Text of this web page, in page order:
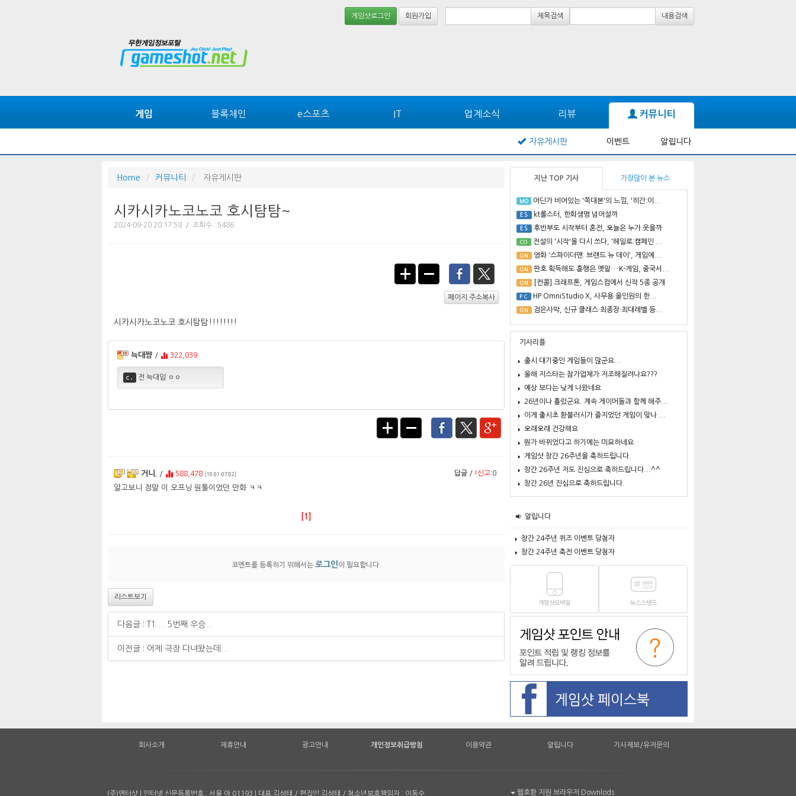
게임샷로그인 회원가입 제목검색 내용검색
게임 블록체인 e스포츠 IT 업계소식 리뷰 커뮤니티
자유게시판 이벤트 알립니다
Home 커뮤니티 자유게시판
시카시카노코노코 호시탐탐~
2024-09-20 20:17:58 / 조회수 : 5486
페이지 주소복사
시카시카노코노코 호시탐탐!!!!!!!!
늑대쨩/ 322,039
c. 전 늑대임 ㅇㅇ
거니. / 588,478 [10.01-07:02]
알고보니 정말 이 오프닝 원툴이었던 만화 ㅋㅋ
답글/ !신고:0
[1]
코멘트를 등록하기 위해서는 로그인이 필요합니다.
리스트보기
다음글 : T1.... 5번째 우승...
이전글 : 어제 극장 다녀왔는데...
지난 TOP 기사 가장많이 본 뉴스
MO 어딘가 비어있는 '쪽대본'의 느낌, '히간:이...
ES kt롤스터, 한화생명 넘어설까
ES 후반부도 시작부터 혼전, 오늘은 누가 웃을까
CO 전설의 '시작'을 다시 쓰다, '헤일로:캠페인 ...
ON 영화 '스파이더맨: 브랜드 뉴 데이', 게임에...
ON 판호 획득해도 흥행은 옛말… K-게임, 중국서...
ON [컨콜] 크래프톤, 게임스컴에서 신작 5종 공개
PC HP OmniStudio X, 사무용 올인원의 한...
ON 검은사막, 신규 클래스·최종장·최대레벨 등...
기사리플
출시 대기중인 게임들이 많군요...
올해 지스타는 참가업체가 저조해질려나요???
예상 보다는 낮게 나왔네요
26년이나 흘렀군요. 계속 게이머들과 함께 해주...
이게 출시초 환불러시가 줄지었던 게임이 맞나 ...
오래오래 건강해요
뭔가 바뀌었다고 하기에는 미묘하네요
게임샷 창간 26주년을 축하드립니다.
창간 26주년 저도 진심으로 축하드립니다...^^
창간 26년 진심으로 축하드립니다.
알립니다
창간 24주년 퀴즈 이벤트 당첨자
창간 24주년 축전 이벤트 당첨자
게임샷모바일 뉴스스탠드
회사소개 제휴안내 광고안내 개인정보취급방침 이용약관 알립니다 기사제보/유저문의
(주)엔터샷 | 인터넷 신문등록번호 : 서울 아 01193 | 대표:김성태 / 편집인:김성태 / 청소년보호책임자 : 이동수 웹호환 지원 브라우저 Downlods